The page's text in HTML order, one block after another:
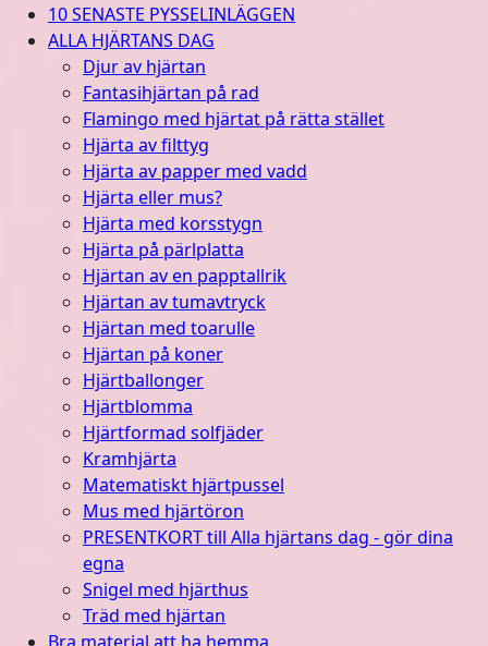
10 SENASTE PYSSELINLÄGGEN
ALLA HJÄRTANS DAG
Djur av hjärtan
Fantasihjärtan på rad
Flamingo med hjärtat på rätta stället
Hjärta av filttyg
Hjärta av papper med vadd
Hjärta eller mus?
Hjärta med korsstygn
Hjärta på pärlplatta
Hjärtan av en papptallrik
Hjärtan av tumavtryck
Hjärtan med toarulle
Hjärtan på koner
Hjärtballonger
Hjärtblomma
Hjärtformad solfjäder
Kramhjärta
Matematiskt hjärtpussel
Mus med hjärtöron
PRESENTKORT till Alla hjärtans dag - gör dina
egna
Snigel med hjärthus
Träd med hjärtan